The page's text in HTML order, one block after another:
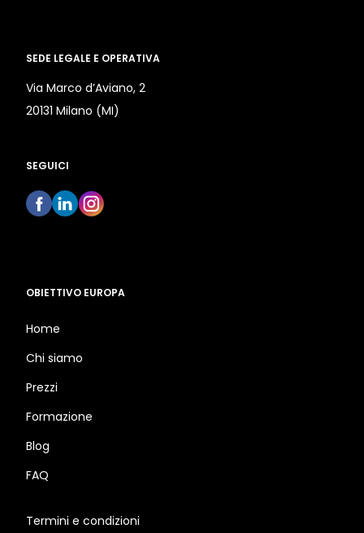
SEDE LEGALE E OPERATIVA
Via Marco d’Aviano, 2
20131 Milano (MI)
SEGUICI
OBIETTIVO EUROPA
Home
Chi siamo
Prezzi
Formazione
Blog
FAQ
Termini e condizioni